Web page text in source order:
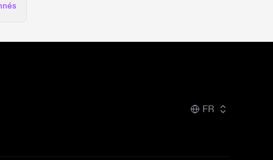
FR